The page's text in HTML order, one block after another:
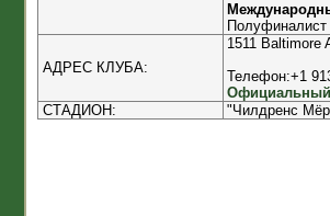
АДРЕС КЛУБА:
1511
Телефон:+1
Официальный
СТАДИОН:
"Чилдренс